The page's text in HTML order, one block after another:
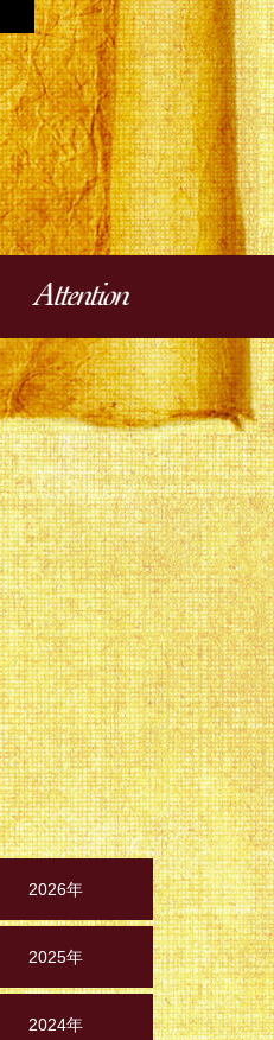
2026年
2025年
2024年